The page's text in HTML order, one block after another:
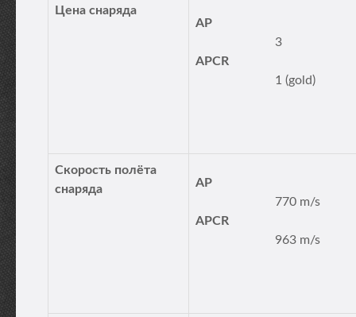
Цена снаряда
AP
3
APCR
1 (gold)
Скорость полёта
снаряда
AP
770 m/s
APCR
963 m/s